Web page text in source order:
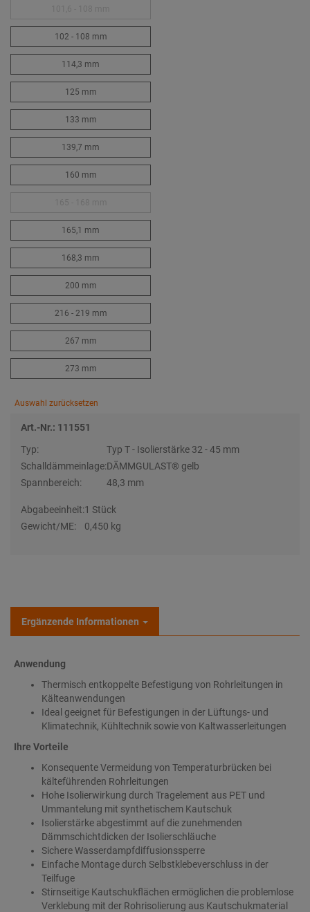
102 - 108 mm
114,3 mm
125 mm
133 mm
139,7 mm
160 mm
165,1 mm
168,3 mm
200 mm
216 - 219 mm
267 mm
273 mm
Auswahl zurücksetzen
Art.-Nr.: 111551
Typ:
Typ T - Isolierstärke 32 - 45 mm
Schalldämmeinlage:DÄMMGULAST® gelb
Spannbereich:
48,3 mm
Abgabeeinheit:1 Stück
Gewicht/ME:
0,450 kg
Ergänzende Informationen
Anwendung
Thermisch entkoppelte Befestigung von Rohrleitungen in
Kälteanwendungen
Ideal geeignet für Befestigungen in der Lüftungs- und
Klimatechnik, Kühltechnik sowie von Kaltwasserleitungen
Ihre Vorteile
Konsequente Vermeidung von Temperaturbrücken bei
kälteführenden Rohrleitungen
Hohe Isolierwirkung durch Tragelement aus PET und
Ummantelung mit synthetischem Kautschuk
Isolierstärke abgestimmt auf die zunehmenden
Dämmschichtdicken der Isolierschläuche
Sichere Wasserdampfdiffusionssperre
Einfache Montage durch Selbstklebeverschluss in der
Teilfuge
Stirnseitige Kautschukflächen ermöglichen die problemlose
Verklebung mit der Rohrisolierung aus Kautschukmaterial